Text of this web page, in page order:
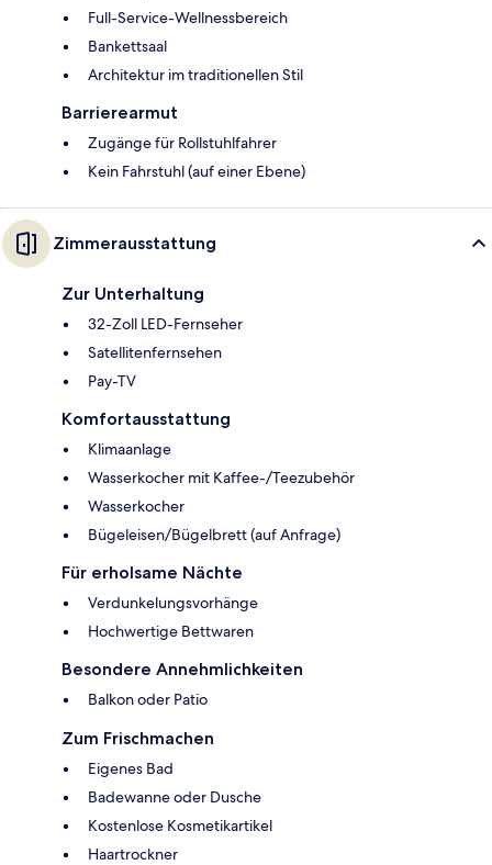
Full-Service-Wellnessbereich
Bankettsaal
Architektur im traditionellen Stil
Barrierearmut
Zugänge für Rollstuhlfahrer
Kein Fahrstuhl (auf einer Ebene)
Zimmerausstattung
Zur Unterhaltung
32-Zoll LED-Fernseher
Satellitenfernsehen
Pay-TV
Komfortausstattung
Klimaanlage
Wasserkocher mit Kaffee-/Teezubehör
Wasserkocher
Bügeleisen/Bügelbrett (auf Anfrage)
Für erholsame Nächte
Verdunkelungsvorhänge
Hochwertige Bettwaren
Besondere Annehmlichkeiten
Balkon oder Patio
Zum Frischmachen
Eigenes Bad
Badewanne oder Dusche
Kostenlose Kosmetikartikel
Haartrockner